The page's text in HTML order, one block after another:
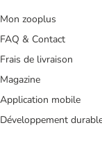
Mon zooplus
FAQ & Contact
Frais de livraison
Magazine
Application mobile
Développement